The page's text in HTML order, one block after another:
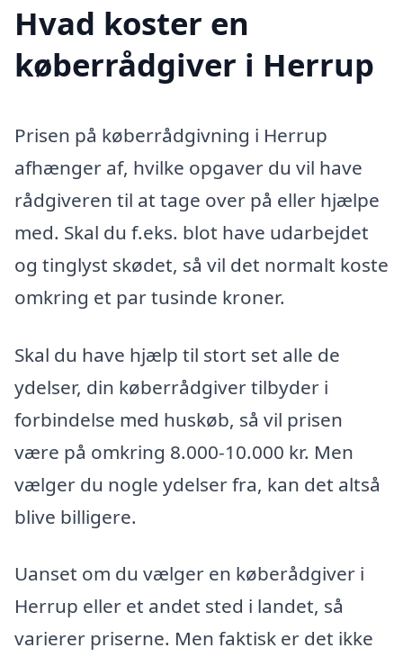
Hvad koster en
køberrådgiver i Herrup
Prisen på køberrådgivning i Herrup
afhænger af, hvilke opgaver du vil have
rådgiveren til at tage over på eller hjælpe
med. Skal du f.eks. blot have udarbejdet
og tinglyst skødet, så vil det normalt koste
omkring et par tusinde kroner.
Skal du have hjælp til stort set alle de
ydelser, din køberrådgiver tilbyder i
forbindelse med huskøb, så vil prisen
være på omkring 8.000-10.000 kr. Men
vælger du nogle ydelser fra, kan det altså
blive billigere.
Uanset om du vælger en køberådgiver i
Herrup eller et andet sted i landet, så
varierer priserne. Men faktisk er det ikke